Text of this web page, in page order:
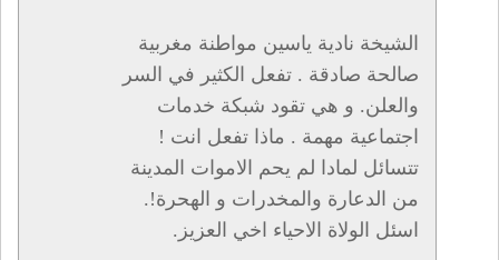
الشيخة نادية ياسين مواطنة مغربية
صالحة صادقة . تفعل الكثير في السر
والعلن. و هي تقود شبكة خدمات
اجتماعية مهمة . ماذا تفعل انت !
تتسائل لمادا لم يحم الاموات المدينة
من الدعارة والمخدرات و الهحرة!.
اسئل الولاة الاحياء اخي العزيز.